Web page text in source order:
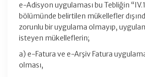
e-Adisyon uygulaması bu Tebliğin
bölümünde belirtilen mükellefler
zorunlu bir uygulama olmayıp,
isteyen mükelleflerin;
a) e-Fatura ve e-Arşiv Fatura
olması,